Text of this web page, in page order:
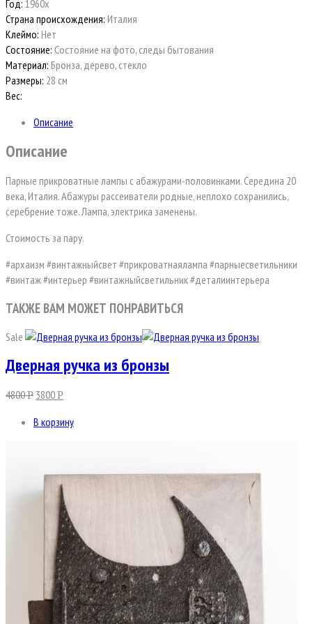
Год: 1960x
Страна происхождения: Италия
Клеймо: Нет
Состояние: Состояние на фото, следы бытования
Материал: Бронза, дерево, стекло
Размеры: 28 см
Вес:
Описание
Описание
Парные прикроватные лампы с абажурами-половинками. Середина 20
века, Италия. Абажуры рассеиватели родные, неплохо сохранились,
серебрение тоже. Лампа, электрика заменены.
Стоимость за пару.
#архаизм #винтажныйсвет #прикроватнаялампа #парныесветильники
#винтаж #интерьер #винтажныйсветильник #деталиинтерьера
ТАКЖЕ ВАМ МОЖЕТ ПОНРАВИТЬСЯ
Sale
Дверная ручка из бронзы
4800Р 3800Р
В корзину